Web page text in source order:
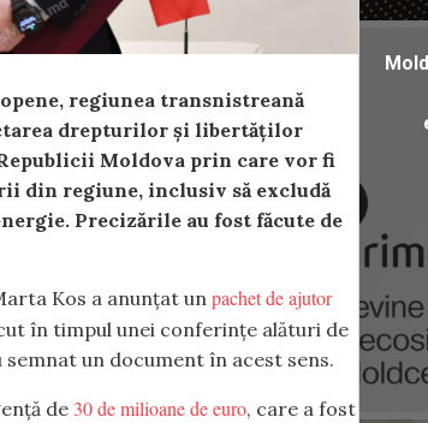
regiunea transnistreană
drepturilor și libertăților
Moldova prin care vor fi
din regiune, inclusiv să excludă
Precizările au fost făcute de
Kos a anunțat un pachet de ajutor
în timpul unei conferințe alături de
un document în acest sens.
de 30 de milioane de euro, care a fost